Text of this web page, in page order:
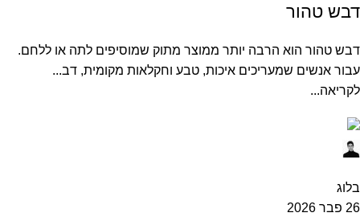
דבש טהור
דבש טהור הוא הרבה יותר ממוצר מתוק שמוסיפים לתה או ללחם.
עבור אנשים שמעריכים איכות, טבע וחקלאות מקומית, דב...
לקריאה...
בלוג
26 פבר 2026